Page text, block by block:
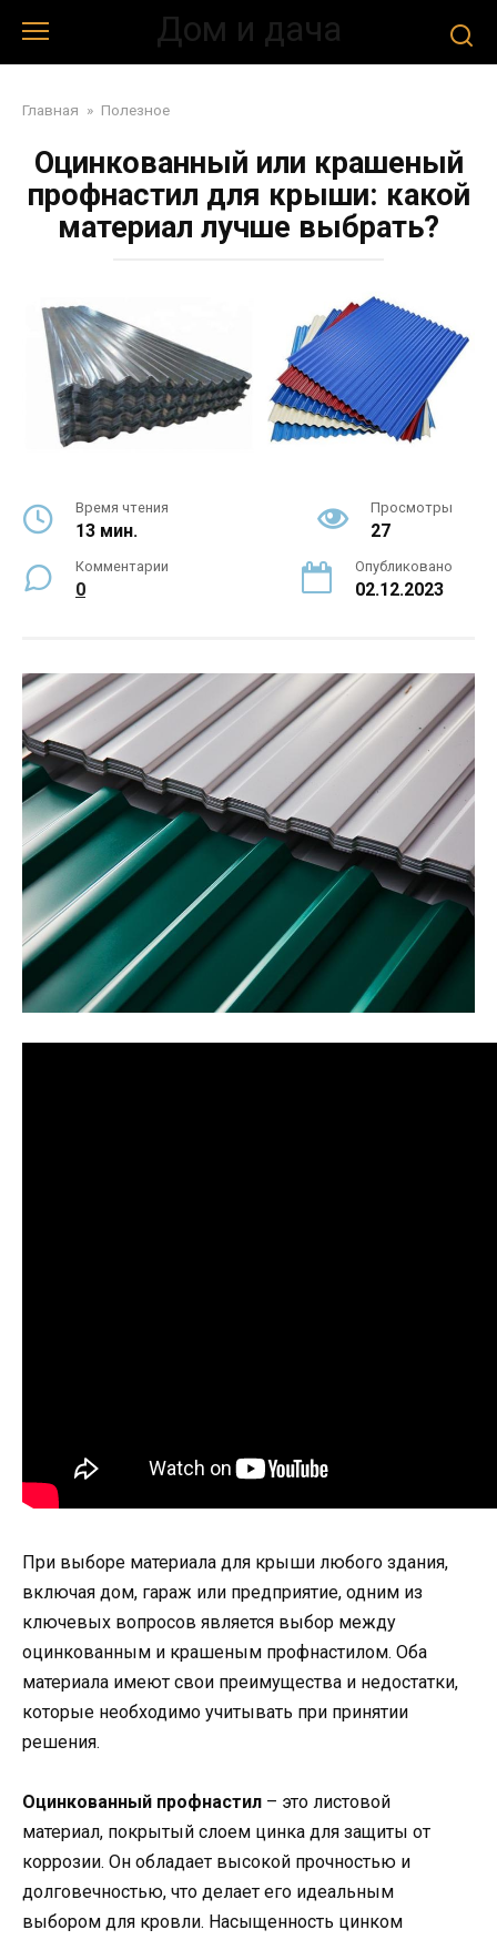
контенту
Дом и дача
Главная » Полезное
Оцинкованный или крашеный
профнастил для крыши: какой
материал лучше выбрать?
Время чтения
13 мин.
Просмотры
27
Комментарии
0
Опубликовано
02.12.2023
При выборе материала для крыши любого здания,
включая дом, гараж или предприятие, одним из
ключевых вопросов является выбор между
оцинкованным и крашеным профнастилом. Оба
материала имеют свои преимущества и недостатки,
которые необходимо учитывать при принятии
решения.
Оцинкованный профнастил – это листовой
материал, покрытый слоем цинка для защиты от
коррозии. Он обладает высокой прочностью и
долговечностью, что делает его идеальным
выбором для кровли. Насыщенность цинком